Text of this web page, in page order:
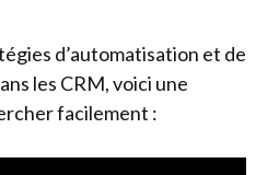
d’automatisation et de
les CRM, voici une
facilement :